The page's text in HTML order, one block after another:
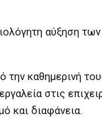
αύξηση
την καθημερινή
στις
και διαφάνεια.